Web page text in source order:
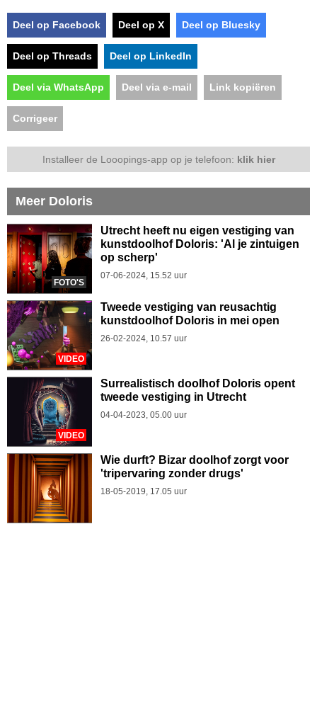
Deel op Facebook Deel op X Deel op Bluesky
Deel op Threads Deel op LinkedIn
Deel via WhatsApp Deel via e-mail Link kopiëren
Corrigeer
Installeer de Looopings-app op je telefoon: klik hier
Meer Doloris
FOTO'S
Utrecht heeft nu eigen vestiging van
kunstdoolhof Doloris: 'Al je zintuigen
op scherp'
07-06-2024, 15.52 uur
VIDEO
Tweede vestiging van reusachtig
kunstdoolhof Doloris in mei open
26-02-2024, 10.57 uur
VIDEO
Surrealistisch doolhof Doloris opent
tweede vestiging in Utrecht
04-04-2023, 05.00 uur
Wie durft? Bizar doolhof zorgt voor
'tripervaring zonder drugs'
18-05-2019, 17.05 uur